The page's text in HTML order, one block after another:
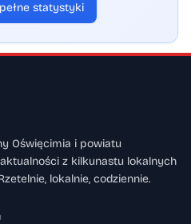
statystyki
Oświęcimia i powiatu
z kilkunastu lokalnych
lokalnie, codziennie.